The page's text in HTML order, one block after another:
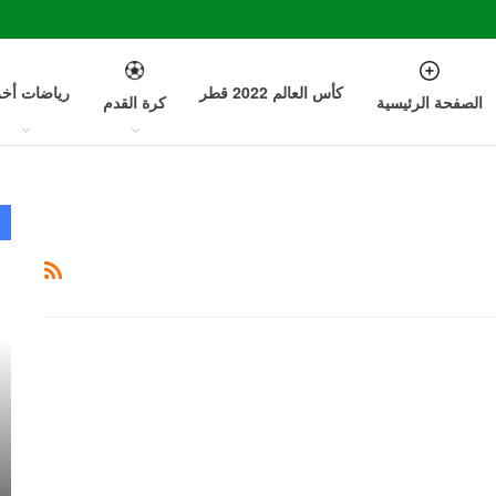
الصفحة الرئيسية كأس العالم 2022 قطر كرة القدم رياضات